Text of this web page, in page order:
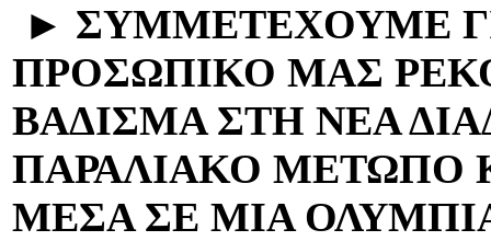
► ΣΥΜΜΕΤΕΧΟΥΜΕ
ΠΡΟΣΩΠΙΚΟ ΜΑΣ
ΒΑΔΙΣΜΑ ΣΤΗ ΝΕΑ
ΠΑΡΑΛΙΑΚΟ ΜΕΤΩΠΟ
ΜΕΣΑ ΣΕ ΜΙΑ